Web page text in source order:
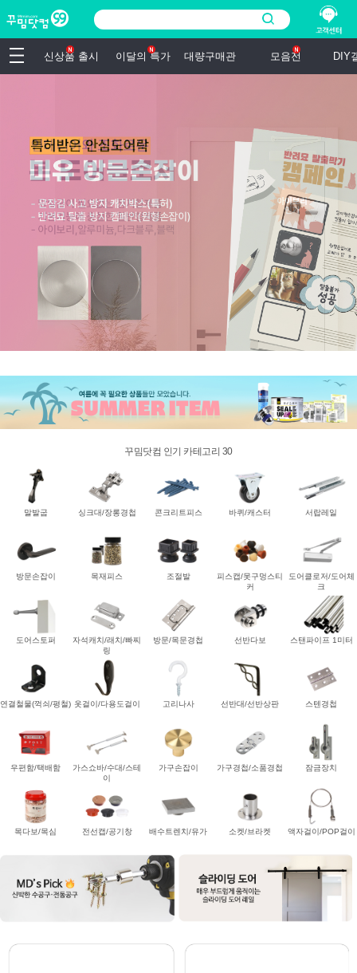
신상품 출시 이달의 특가 대량구매관 모음전 DIY
꾸밈닷컴 인기 카테고리 30
말발굽 싱크대/장롱경첩 콘크리트피스 바퀴/캐스터 서랍레일
방문손잡이 목재피스 조절발
피스캡/못구멍스티
커
도어클로저/도어체
크
도어스토퍼
자석캐치/래치/빠찌
링
방문/목문경첩 선반다보 스탠파이프 1미터
연결철물(꺽쇠/평철) 옷걸이/다용도걸이 고리나사 선반대/선반상판 스텐경첩
우편함/택배함
가스쇼바/수대/스테
이
가구손잡이 가구경첩/소품경첩 잠금장치
목다보/목심 전선캡/공기창 배수트렌치/유가 소켓/브라켓 액자걸이/POP걸이